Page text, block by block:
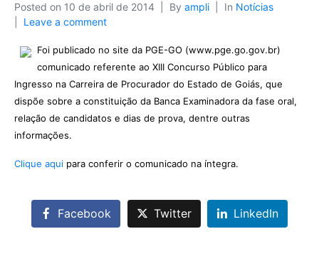
Posted on 10 de abril de 2014 By ampli In Notícias
Leave a comment
Foi publicado no site da PGE-GO (www.pge.go.gov.br)
comunicado referente ao XIII Concurso Público para
Ingresso na Carreira de Procurador do Estado de Goiás, que
dispõe sobre a constituição da Banca Examinadora da fase oral,
relação de candidatos e dias de prova, dentre outras
informações.
Clique aqui para conferir o comunicado na íntegra.
Facebook Twitter LinkedIn